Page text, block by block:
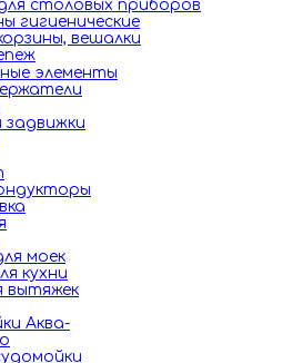
столовых приборов
гигиенические
вешалки
элементы
задвижки
моек
кухни
вытяжек
Аква-